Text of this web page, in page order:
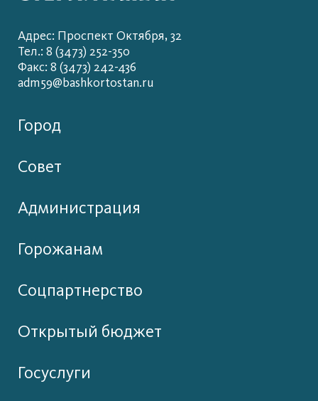
Адрес: Проспект Октября, 32
Тел.: 8 (3473) 252-350
Факс: 8 (3473) 242-436
adm59@bashkortostan.ru
Город
Совет
Администрация
Горожанам
Соцпартнерство
Открытый бюджет
Госуслуги